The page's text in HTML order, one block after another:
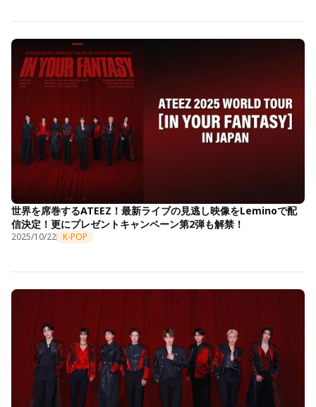
世界を席巻するATEEZ！最新ライブの見逃し映像をLeminoで配
信決定！更にプレゼントキャンペーン第2弾も解禁！
2025/10/22 K-POP